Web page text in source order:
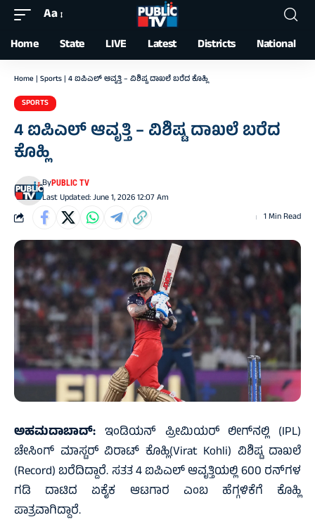
Font
Resizer
Aa
Home State LIVE Latest Districts National
Home | Sports | 4 ಐಪಿಎಲ್‌ ಆವೃತ್ತಿ – ವಿಶಿಷ್ಟ ದಾಖಲೆ ಬರೆದ ಕೊಹ್ಲಿ
SPORTS
4 ಐಪಿಎಲ್‌ ಆವೃತ್ತಿ – ವಿಶಿಷ್ಟ ದಾಖಲೆ ಬರೆದ
ಕೊಹ್ಲಿ
Last Updated: June 1, 2026 12:07 Am
ByPUBLIC TV
1 Min Read
ಅಹಮದಾಬಾದ್: ಇಂಡಿಯನ್‌ ಪ್ರೀಮಿಯರ್‌ ಲೀಗ್‌ನಲ್ಲಿ (IPL)
ಚೇಸಿಂಗ್‌ ಮಾಸ್ಟರ್‌ ವಿರಾಟ್‌ ಕೊಹ್ಲಿ(Virat Kohli) ವಿಶಿಷ್ಟ ದಾಖಲೆ
(Record) ಬರೆದಿದ್ದಾರೆ. ಸತತ 4 ಐಪಿಎಲ್‌ ಆವೃತ್ತಿಯಲ್ಲಿ 600 ರನ್‌ಗಳ
ಗಡಿ ದಾಟಿದ ಏಕೈಕ ಆಟಗಾರ ಎಂಬ ಹೆಗ್ಗಳಿಕೆಗೆ ಕೊಹ್ಲಿ
ಪಾತ್ರವಾಗಿದ್ದಾರೆ.